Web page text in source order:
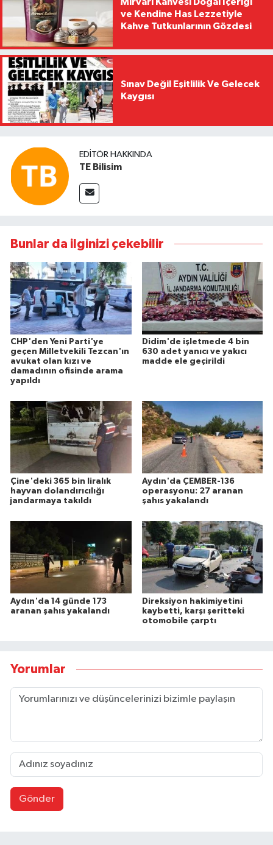
ve Kendine Has Lezzetiyle
Kahve Tutkunlarının Gözdesi
Sınav Değil Eşitlilik Ve Gelecek
Kaygısı
EDITÖR HAKKINDA
TE Bilisim
Bunlar da ilginizi çekebilir
CHP'den Yeni Parti'ye
geçen Milletvekili Tezcan'ın
avukat olan kızı ve
damadının ofisinde arama
yapıldı
Didim'de işletmede 4 bin
630 adet yanıcı ve yakıcı
madde ele geçirildi
Çine'deki 365 bin liralık
hayvan dolandırıcılığı
jandarmaya takıldı
Aydın'da ÇEMBER-136
operasyonu: 27 aranan
şahıs yakalandı
Aydın'da 14 günde 173
aranan şahıs yakalandı
Direksiyon hakimiyetini
kaybetti, karşı şeritteki
otomobile çarptı
Yorumlar
Gönder